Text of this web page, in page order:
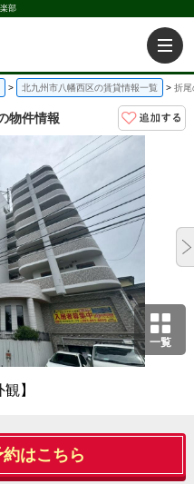
部
北九州市八幡西区の賃貸情報一覧 折尾
物件情報
一覧
観】
はこちら